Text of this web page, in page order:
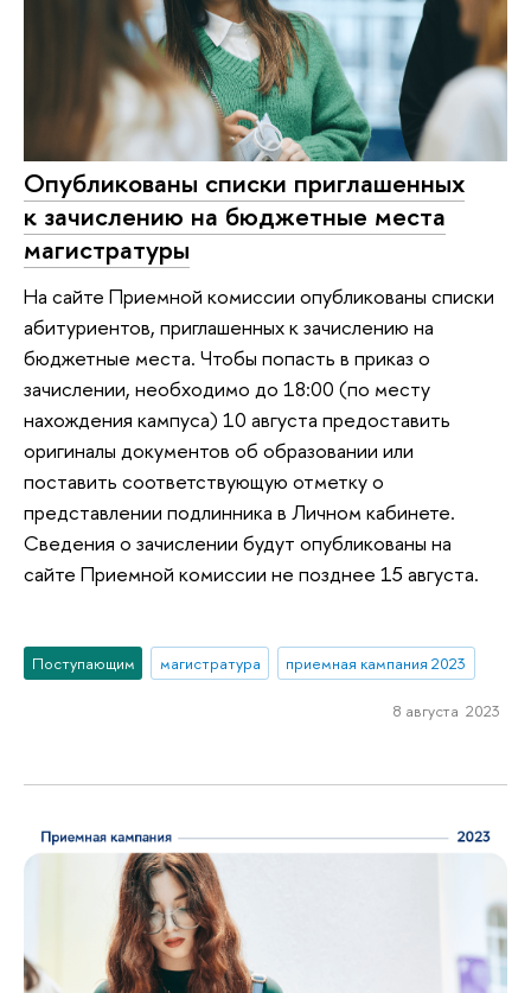
Опубликованы списки приглашенных
к зачислению на бюджетные места
магистратуры
На сайте Приемной комиссии опубликованы списки
абитуриентов, приглашенных к зачислению на
бюджетные места. Чтобы попасть в приказ о
зачислении, необходимо до 18:00 (по месту
нахождения кампуса) 10 августа предоставить
оригиналы документов об образовании или
поставить соответствующую отметку о
представлении подлинника в Личном кабинете.
Сведения о зачислении будут опубликованы на
сайте Приемной комиссии не позднее 15 августа.
Поступающим магистратура приемная кампания 2023
8 августа 2023